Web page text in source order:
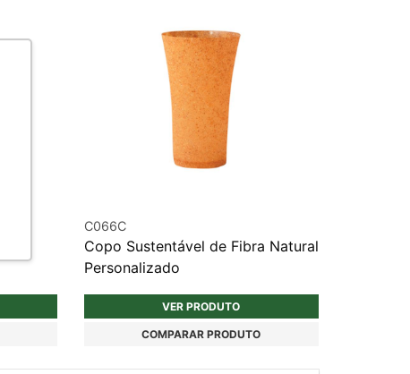
C066C
Copo Sustentável de Fibra Natural
Personalizado
VER PRODUTO
COMPARAR PRODUTO